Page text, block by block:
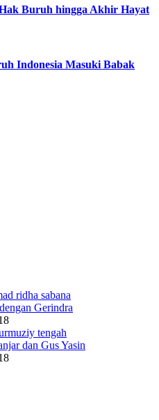
Buruh hingga Akhir Hayat
Indonesia Masuki Babak
Gerindra
dan Gus Yasin